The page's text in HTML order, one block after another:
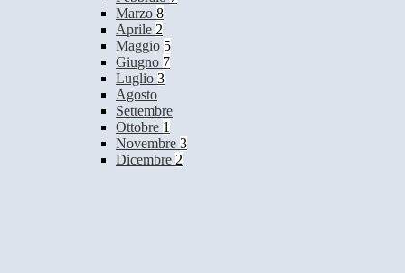
Marzo 8
Aprile 2
Maggio 5
Giugno 7
Luglio 3
Agosto
Settembre
Ottobre 1
Novembre 3
Dicembre 2